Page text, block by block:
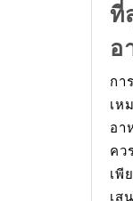
ที่
อ
กา
เห
อา
คว
เพี
เส